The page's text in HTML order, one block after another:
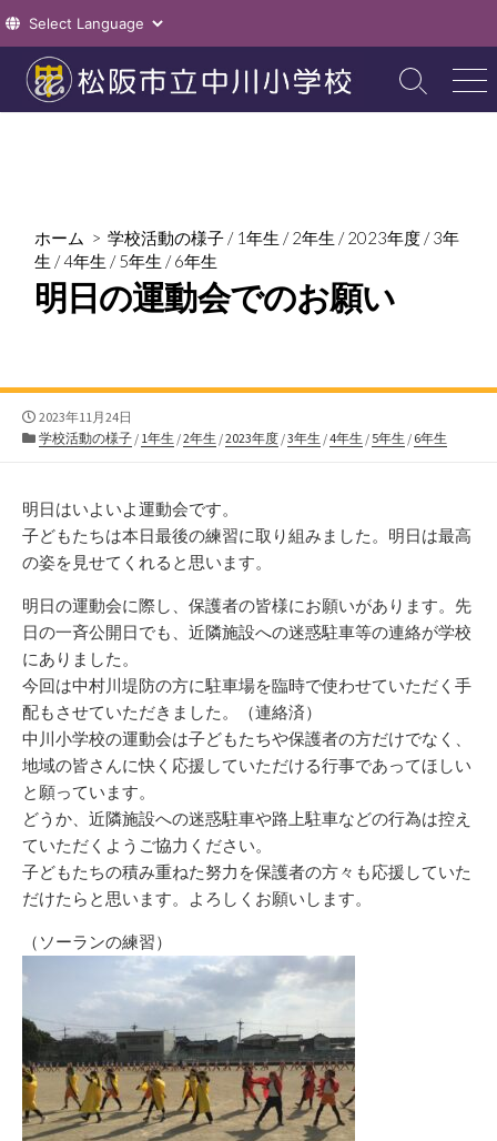
テ
検
索
メ
ニ
ホーム > 学校活動の様子 / 1年生 /2年生 /2023年度 /3年
生 /4年生 /5年生 /6年生
明日の運動会でのお願い
公
開
2023年11月24日
カ
リ
ー
学校活動の様子 / 1年生 /2年生 /2023年度 /3年生 /4年生 / 5年生 / 6年生
明日はいよいよ運動会です。
子どもたちは本日最後の練習に取り組みました。明日は最高
の姿を見せてくれると思います。
明日の運動会に際し、保護者の皆様にお願いがあります。先
日の一斉公開日でも、近隣施設への迷惑駐車等の連絡が学校
にありました。
今回は中村川堤防の方に駐車場を臨時で使わせていただく手
配もさせていただきました。（連絡済）
中川小学校の運動会は子どもたちや保護者の方だけでなく、
地域の皆さんに快く応援していただける行事であってほしい
と願っています。
どうか、近隣施設への迷惑駐車や路上駐車などの行為は控え
ていただくようご協力ください。
子どもたちの積み重ねた努力を保護者の方々も応援していた
だけたらと思います。よろしくお願いします。
（ソーランの練習）